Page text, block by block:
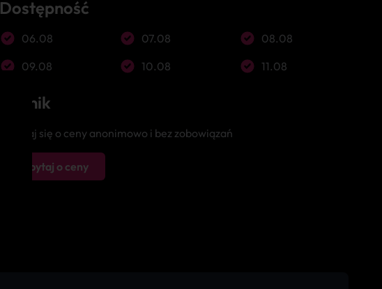
Dostępność
06.08 07.08
08.08
09.08
10.08 11.08
Cennik
Zapytaj się o ceny anonimowo i bez zobowiązań
Zapytaj o ceny